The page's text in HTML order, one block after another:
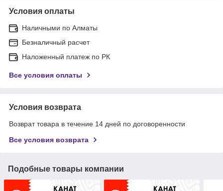
Условия оплаты
Наличными по Алматы
Безналичный расчет
Наложенный платеж по РК
Все условия оплаты
Условия возврата
Возврат товара в течение 14 дней по договоренности
Все условия возврата
Подобные товары компании